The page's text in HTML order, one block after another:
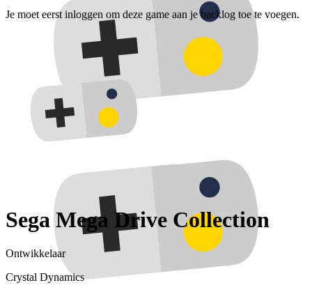
Je moet eerst inloggen om deze game aan je backlog toe te voegen.
Sega Mega Drive Collection
Ontwikkelaar
Crystal Dynamics